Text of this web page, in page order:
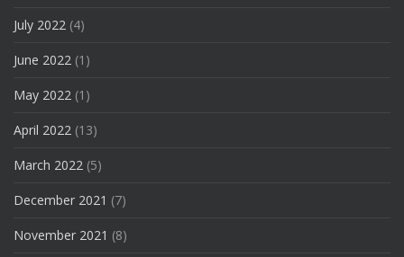
July 2022 (4)
June 2022 (1)
May 2022 (1)
April 2022 (13)
March 2022 (5)
December 2021 (7)
November 2021 (8)